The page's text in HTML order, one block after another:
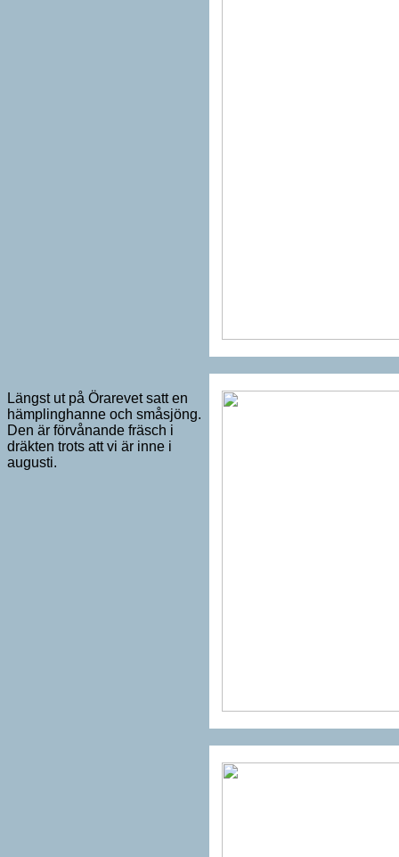
Längst ut på Örarevet satt en
hämplinghanne och småsjöng.
Den är förvånande fräsch i
dräkten trots att vi är inne i
augusti.